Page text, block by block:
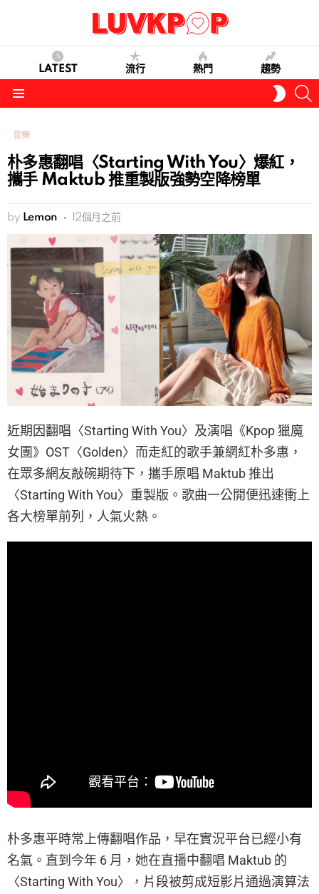
LATEST 流行 熱門 趨勢
SKIN
音樂
朴多惠翻唱〈Starting With You〉爆紅，
攜手 Maktub 推重製版強勢空降榜單
by Lemon 12個月之前
近期因翻唱〈Starting With You〉及演唱《Kpop 獵魔
女團》OST〈Golden〉而走紅的歌手兼網紅朴多惠，
在眾多網友敲碗期待下，攜手原唱 Maktub 推出
〈Starting With You〉重製版。歌曲一公開便迅速衝上
各大榜單前列，人氣火熱。
朴多惠平時常上傳翻唱作品，早在實況平台已經小有
名氣。直到今年 6 月，她在直播中翻唱 Maktub 的
〈Starting With You〉，片段被剪成短影片通過演算法